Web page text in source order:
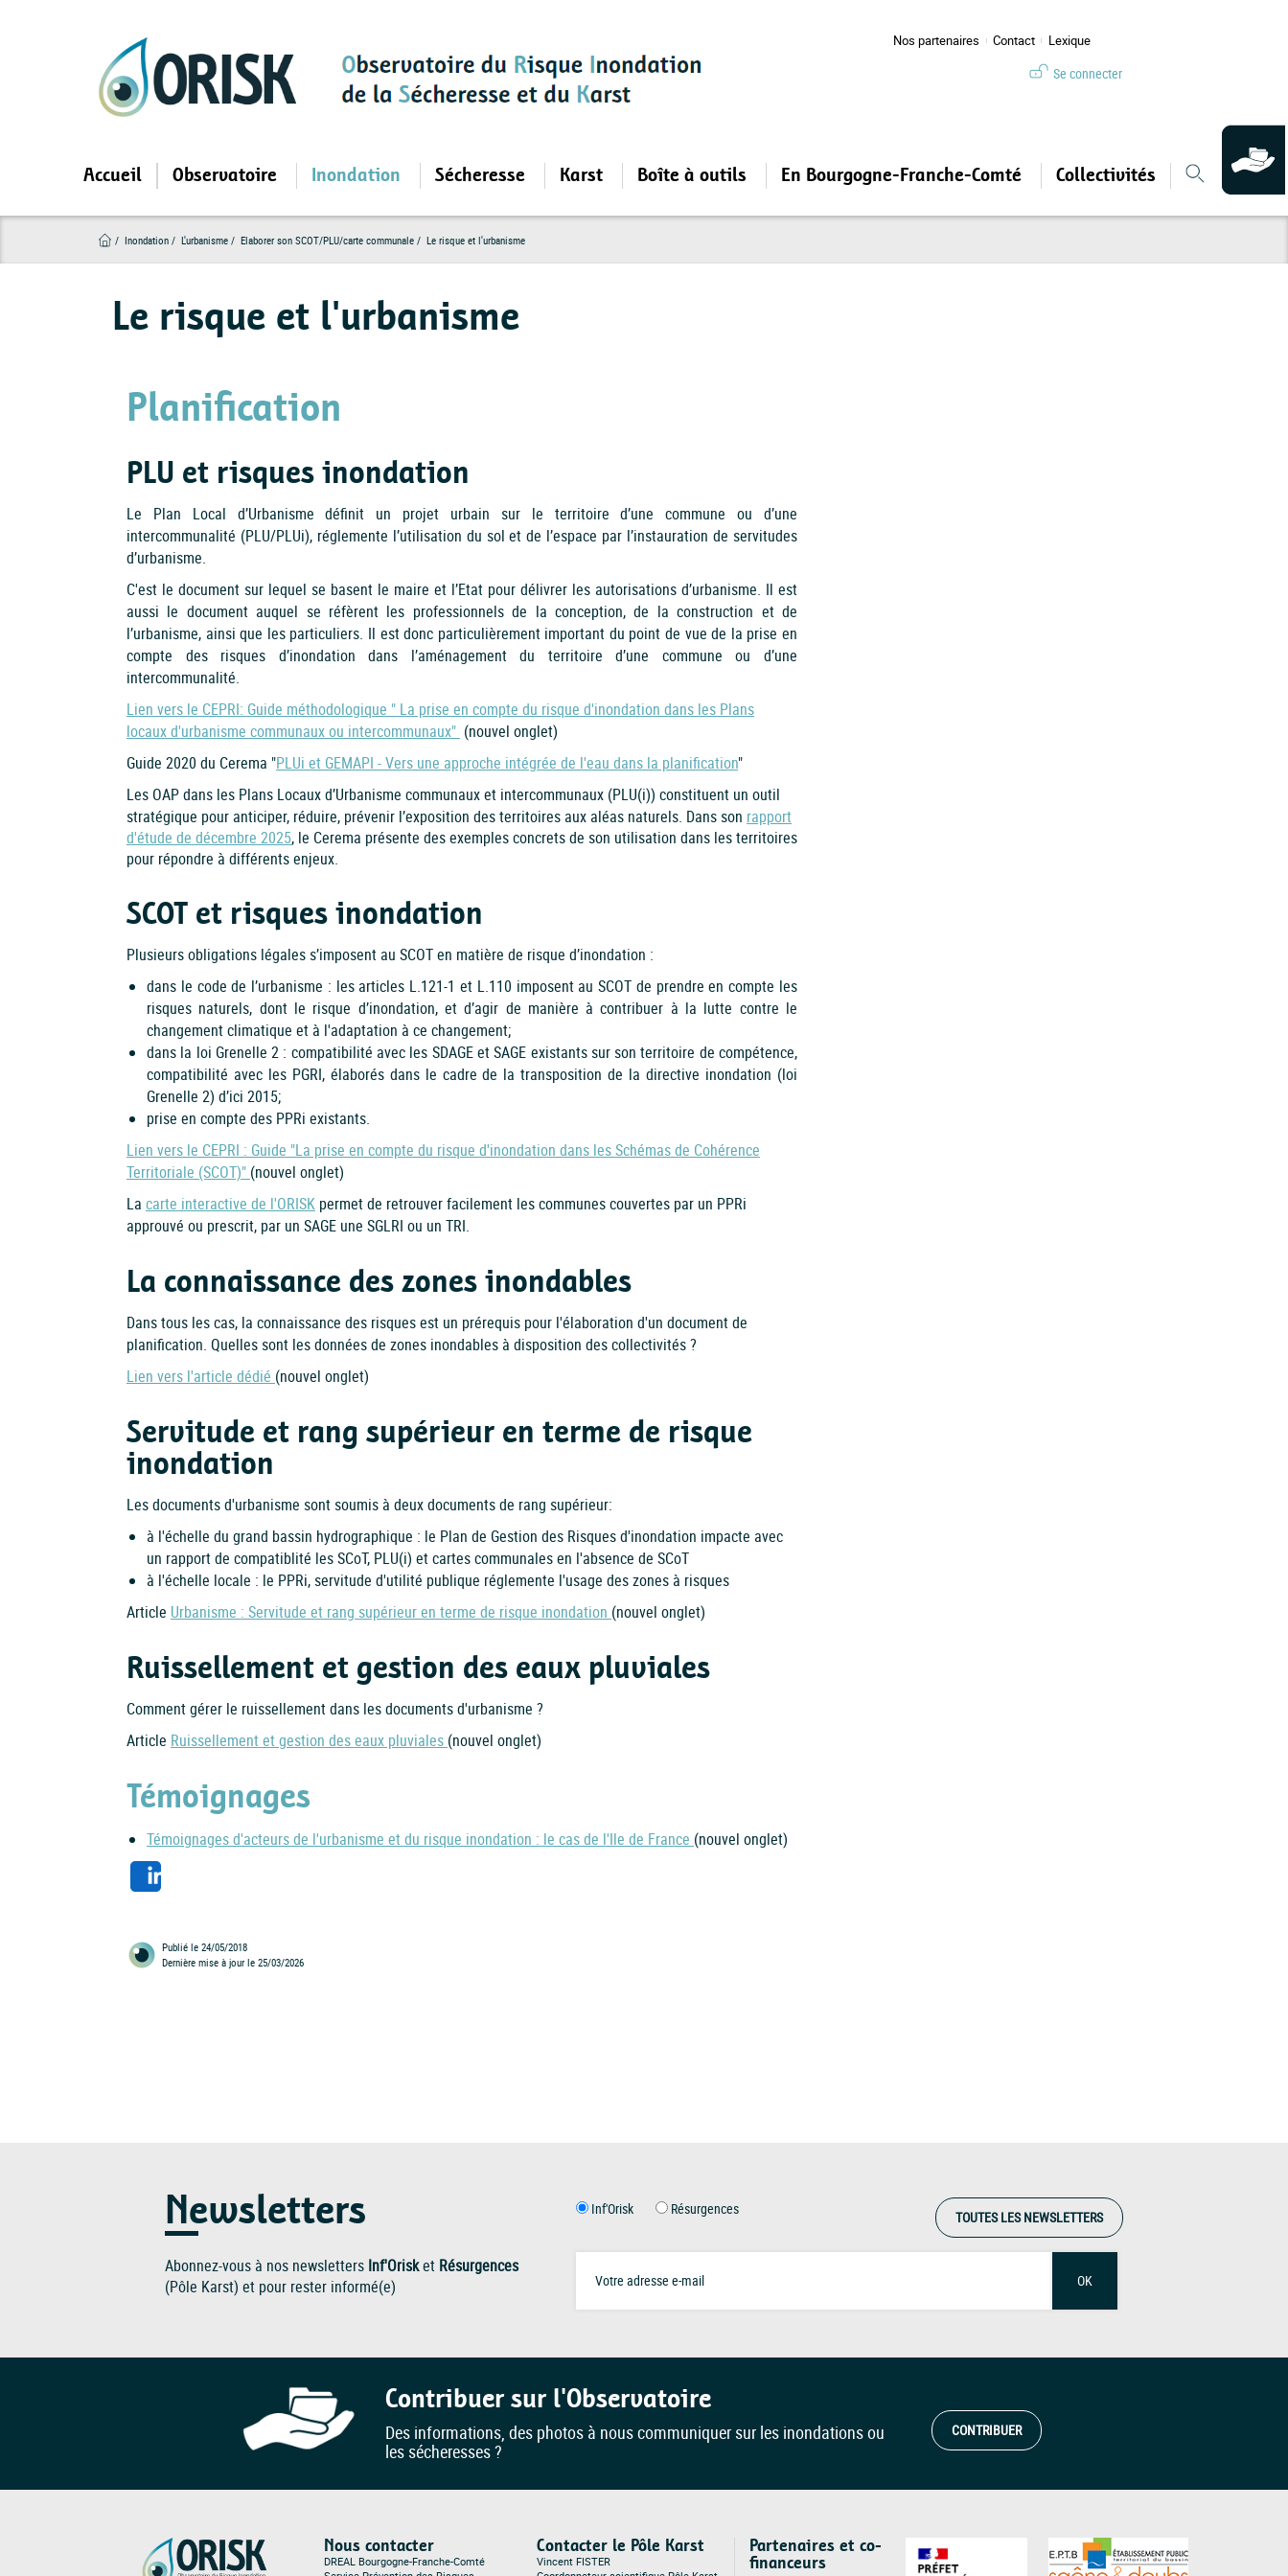
Nos partenaires Contact Lexique
Se connecter
Accueil Observatoire Inondation Sécheresse Karst Boîte à outils En Bourgogne-Franche-Comté Collectivités
Inondation L'urbanisme Elaborer son SCOT/PLU/carte communale Le risque et l'urbanisme
Le risque et l'urbanisme
Planification
PLU et risques inondation
Le Plan Local d’Urbanisme définit un projet urbain sur le territoire d’une commune ou d’une
intercommunalité (PLU/PLUi), réglemente l’utilisation du sol et de l’espace par l’instauration de servitudes
d’urbanisme.
C'est le document sur lequel se basent le maire et l’Etat pour délivrer les autorisations d’urbanisme. Il est
aussi le document auquel se réfèrent les professionnels de la conception, de la construction et de
l’urbanisme, ainsi que les particuliers. Il est donc particulièrement important du point de vue de la prise en
compte des risques d’inondation dans l’aménagement du territoire d’une commune ou d’une
intercommunalité.
Lien vers le CEPRI: Guide méthodologique " La prise en compte du risque d'inondation dans les Plans
locaux d'urbanisme communaux ou intercommunaux" (nouvel onglet)
Guide 2020 du Cerema "PLUi et GEMAPI - Vers une approche intégrée de l'eau dans la planification"
Les OAPdans les Plans Locaux d’Urbanisme communaux et intercommunaux (PLU(i)) constituent un outil
stratégique pour anticiper, réduire, prévenir l’exposition des territoires aux aléas naturels. Dans son rapport
d'étude de décembre 2025, le Cerema présente des exemples concrets de son utilisation dans les territoires
pour répondre à différents enjeux.
SCOT et risques inondation
Plusieurs obligations légales s’imposent au SCOT en matière de risque d’inondation :
dans le code de l’urbanisme : les articles L.121-1 et L.110 imposent au SCOT de prendre en compte les
risques naturels, dont le risque d’inondation, et d’agir de manière à contribuer à la lutte contre le
changement climatique et à l'adaptation à ce changement;
dans la loi Grenelle 2 : compatibilité avec les SDAGE et SAGE existants sur son territoire de compétence,
compatibilité avec les PGRI, élaborés dans le cadre de la transposition de la directive inondation (loi
Grenelle 2) d’ici 2015;
prise en compte des PPRi existants.
Lien vers le CEPRI : Guide "La prise en compte du risque d'inondation dans les Schémas de Cohérence
Territoriale (SCOT)" (nouvel onglet)
La carte interactive de l'ORISK permet de retrouver facilement les communes couvertes par un PPRi
approuvé ou prescrit, par un SAGE une SGLRI ou un TRI.
La connaissance des zones inondables
Dans tous les cas, la connaissance des risques est un prérequis pour l'élaboration d'un document de
planification. Quelles sont les données de zones inondables à disposition des collectivités ?
Lien vers l'article dédié (nouvel onglet)
Servitude et rang supérieur en terme de risque
inondation
Les documents d'urbanisme sont soumis à deux documents de rang supérieur:
à l'échelle du grand bassin hydrographique : le Plan de Gestion des Risques d'inondation impacte avec
un rapport de compatiblité les SCoT, PLU(i) et cartes communales en l'absence de SCoT
à l'échelle locale : le PPRi, servitude d'utilité publique réglemente l'usage des zones à risques
Article Urbanisme : Servitude et rang supérieur en terme de risque inondation (nouvel onglet)
Ruissellement et gestion des eaux pluviales
Comment gérer le ruissellement dans les documents d'urbanisme ?
Article Ruissellement et gestion des eaux pluviales (nouvel onglet)
Témoignages
Témoignages d'acteurs de l'urbanisme et du risque inondation : le cas de l'Ile de France (nouvel onglet)
Publié le 24/05/2018
Dernière mise à jour le 25/03/2026
Newsletters
Abonnez-vous à nos newsletters Inf'Orisket Résurgences
(Pôle Karst) et pour rester informé(e)
Inf'Orisk Résurgences TOUTES LES NEWSLETTERS
OK
Contribuer sur l'Observatoire
Des informations, des photos à nous communiquer sur les inondations ou
les sécheresses ?
CONTRIBUER
Nous contacter
DREAL Bourgogne-Franche-Comté
Contacter le Pôle Karst
Vincent FISTER
Partenaires et co-
financeurs